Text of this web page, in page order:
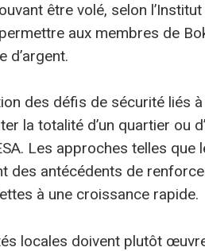
être volé, selon
aux membres de
d’argent.
des défis de sécurité liés
la totalité d’un quartier ou
Les approches telles
des antécédents de
à une croissance rapide.
locales doivent plutôt